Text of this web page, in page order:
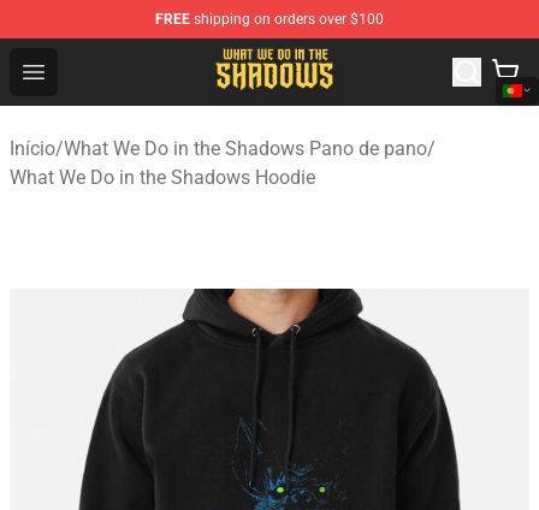
FREE shipping on orders over $100
Open menu
What We Do in the Shadows Shop - Official What We
Início/What We Do in the Shadows Pano de pano/
What We Do in the Shadows Hoodie